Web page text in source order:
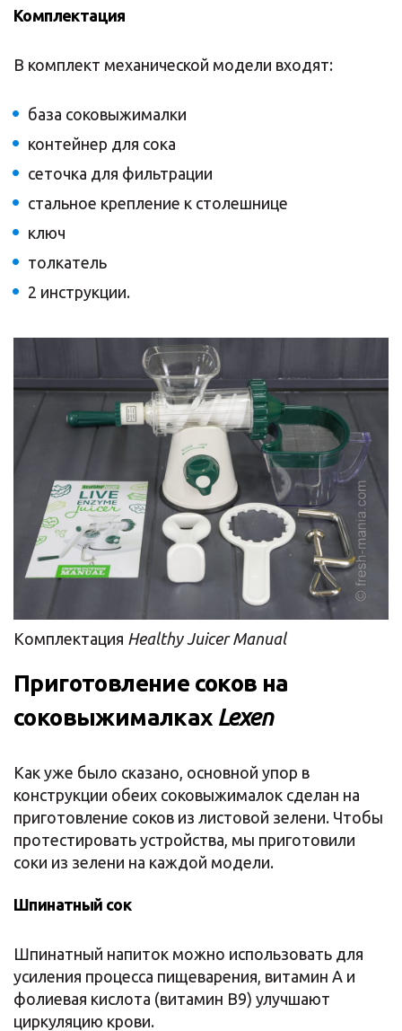
Комплектация
В комплект механической модели входят:
база соковыжималки
контейнер для сока
сеточка для фильтрации
стальное крепление к столешнице
ключ
толкатель
2 инструкции.
Комплектация Healthy Juicer Manual
Приготовление соков на
соковыжималках Lexen
Как уже было сказано, основной упор в
конструкции обеих соковыжималок сделан на
приготовление соков из листовой зелени. Чтобы
протестировать устройства, мы приготовили
соки из зелени на каждой модели.
Шпинатный сок
Шпинатный напиток можно использовать для
усиления процесса пищеварения, витамин А и
фолиевая кислота (витамин B9) улучшают
циркуляцию крови.